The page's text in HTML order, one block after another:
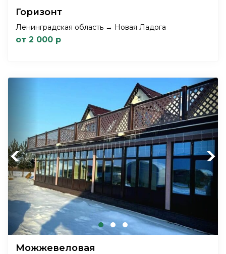
Горизонт
Ленинградская область → Новая Ладога
от 2 000 р
Previous Next
Можжевеловая